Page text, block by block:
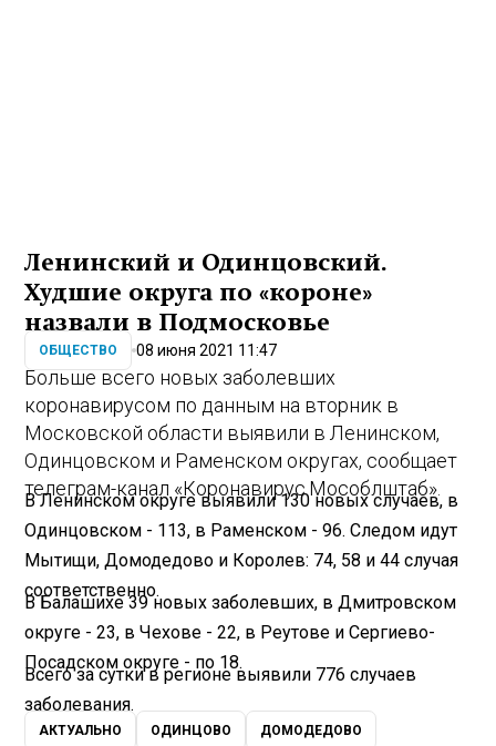
Ленинский и Одинцовский.
Худшие округа по «короне»
назвали в Подмосковье
ОБЩЕСТВО 08 июня 2021 11:47
Больше всего новых заболевших
коронавирусом по данным на вторник в
Московской области выявили в Ленинском,
Одинцовском и Раменском округах, сообщает
телеграм-канал «Коронавирус.Мособлштаб».
В Ленинском округе выявили 130 новых случаев, в
Одинцовском - 113, в Раменском - 96. Следом идут
Мытищи, Домодедово и Королев: 74, 58 и 44 случая
соответственно.
В Балашихе 39 новых заболевших, в Дмитровском
округе - 23, в Чехове - 22, в Реутове и Сергиево-
Посадском округе - по 18.
Всего за сутки в регионе выявили 776 случаев
заболевания.
АКТУАЛЬНО ОДИНЦОВО ДОМОДЕДОВО